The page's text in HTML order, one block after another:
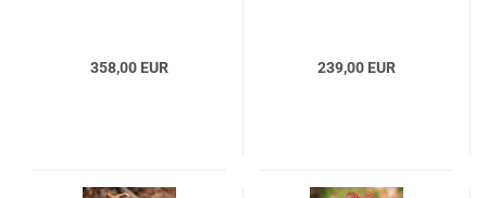
358,00 EUR 239,00 EUR